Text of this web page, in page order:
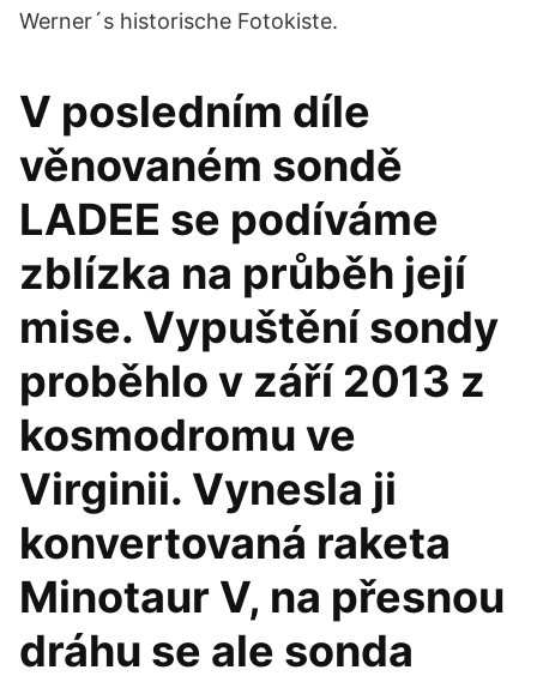
Werner´s historische Fotokiste.
V posledním díle
věnovaném sondě
LADEE se podíváme
zblízka na průběh její
mise. Vypuštění sondy
proběhlo v září 2013 z
kosmodromu ve
Virginii. Vynesla ji
konvertovaná raketa
Minotaur V, na přesnou
dráhu se ale sonda